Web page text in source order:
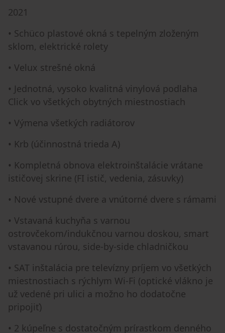
2021
• Schüco plastové okná s tepelným zloženým
sklom, elektrické rolety
• Velux strešné okná
• Jednotná, vysoko kvalitná vinylová podlaha
Click vo všetkých obytných miestnostiach
• Výmena všetkých radiátorov
• Krb (účinnostná trieda A)
• Kompletná obnova elektroinštalácie vrátane
ističovej skrine (FI istič, vedenia, zásuvky)
• Nové vstupné dvere a vnútorné dvere s rámami
• Vstavaná kuchyňa s varnou
ostrovčekom/indukčnou varnou doskou, smart
vstavanou rúrou, side-by-side chladničkou
• SAT inštalácia pre televízny príjem vo všetkých
miestnostiach s rýchlym Wi-Fi (optické vlákno je
už vedené pri ulici a možno ho dodatočne
pripojiť)
• 2 kúpeľne s dostatočným prírastkom denného